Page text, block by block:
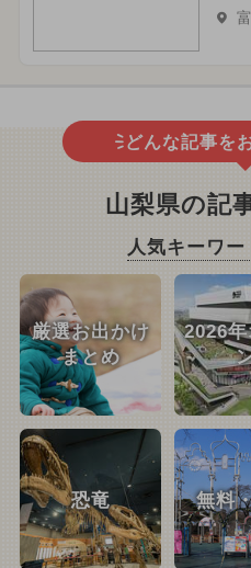
どんな記事を
山梨県の記
人気キーワ
厳選お出かけ
まとめ
2026
恐竜 無料